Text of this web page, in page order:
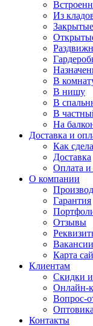
Из
Закрытые
В
В нишу
В
В
На
Доставка и
Как
Доставка
Оплата и
О компании
Гарантия
Отзывы
Вакансии
Карта
Клиентам
Скидки
Онлайн-
Вопрос-
Контакты